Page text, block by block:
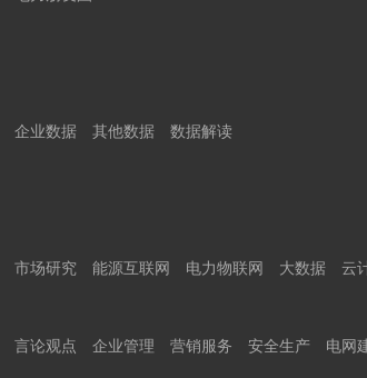
企业数据 其他数据 数据解读
市场研究 能源互联网 电力物联网 大数据 云
言论观点 企业管理 营销服务 安全生产 电网